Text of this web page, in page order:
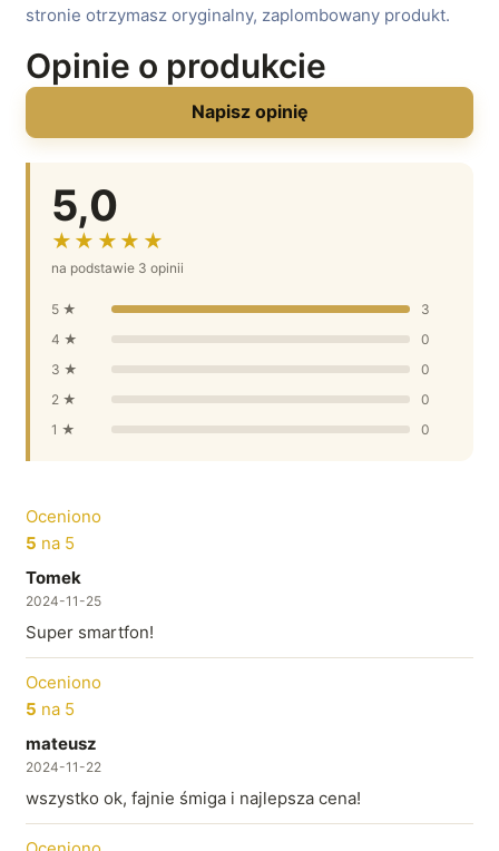
stronie otrzymasz oryginalny, zaplombowany produkt.
Opinie o produkcie
Napisz opinię
5,0
★★★★★
na podstawie 3 opinii
5 ★
3
4 ★
0
3 ★
0
2 ★
0
1 ★
0
Oceniono
5 na 5
Tomek
2024-11-25
Super smartfon!
Oceniono
5 na 5
mateusz
2024-11-22
wszystko ok, fajnie śmiga i najlepsza cena!